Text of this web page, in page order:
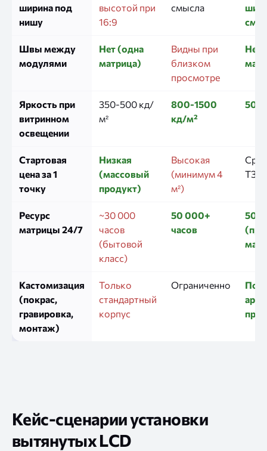
ширина под
нишу
высотой при
16:9
смысла
см
Швы между
модулями
Нет (одна
матрица)
Видны при
близком
просмотре
Нет
Яркость при
витринном
освещении
350-500 кд/
м²
800-1500
кд/м²
Стартовая
цена за 1
точку
Низкая
(массовый
продукт)
Высокая
(минимум 4
м²)
ТЗ)
Ресурс
матрицы 24/7
~30 000
часов
(бытовой
класс)
50 000+
часов
50
Кастомизация
(покрас,
гравировка,
монтаж)
Только
стандартный
корпус
Ограниченно
Кейс-сценарии установки
вытянутых LCD